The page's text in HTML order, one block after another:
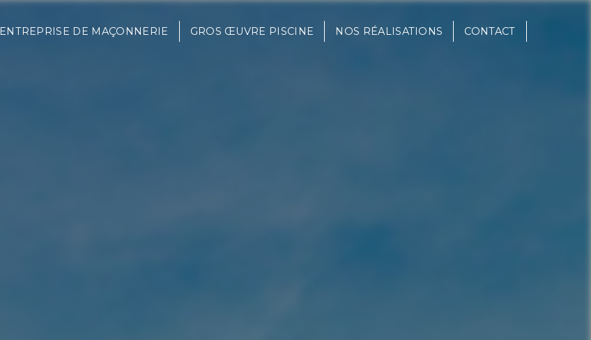
ENTREPRISE DE MAÇONNERIE GROS ŒUVRE PISCINE NOS RÉALISATIONS CONTACT